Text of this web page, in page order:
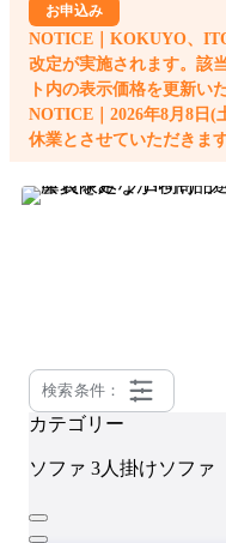
お申込み
NOTICE｜KOKUYO、
改定が実施されます。該
ト内の表示価格を更新い
NOTICE｜2026年8月8日(
休業とさせていただきます
検索条件：
カテゴリー
ソファ 3人掛けソファ